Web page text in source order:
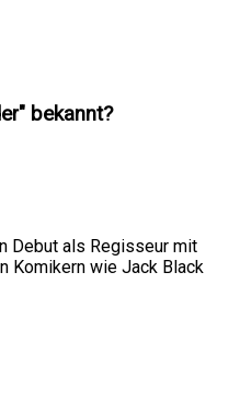
bekannt?
Debut als Regisseur mit
Komikern wie Jack Black